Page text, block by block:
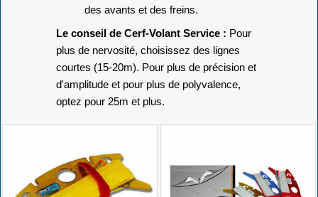
des avants et des freins.
Le conseil de Cerf-Volant Service : Pour
plus de nervosité, choisissez des lignes
courtes (15-20m). Pour plus de précision et
d'amplitude et pour plus de polyvalence,
optez pour 25m et plus.